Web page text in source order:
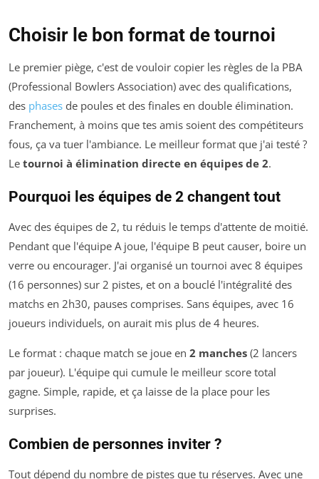
Choisir le bon format de tournoi
Le premier piège, c'est de vouloir copier les règles de la PBA
(Professional Bowlers Association) avec des qualifications,
des phases de poules et des finales en double élimination.
Franchement, à moins que tes amis soient des compétiteurs
fous, ça va tuer l'ambiance. Le meilleur format que j'ai testé ?
Le tournoi à élimination directe en équipes de 2.
Pourquoi les équipes de 2 changent tout
Avec des équipes de 2, tu réduis le temps d'attente de moitié.
Pendant que l'équipe A joue, l'équipe B peut causer, boire un
verre ou encourager. J'ai organisé un tournoi avec 8 équipes
(16 personnes) sur 2 pistes, et on a bouclé l'intégralité des
matchs en 2h30, pauses comprises. Sans équipes, avec 16
joueurs individuels, on aurait mis plus de 4 heures.
Le format : chaque match se joue en 2 manches (2 lancers
par joueur). L'équipe qui cumule le meilleur score total
gagne. Simple, rapide, et ça laisse de la place pour les
surprises.
Combien de personnes inviter ?
Tout dépend du nombre de pistes que tu réserves. Avec une